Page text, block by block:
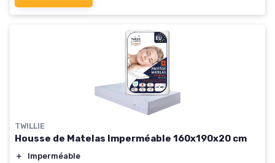
TWILLIE
Housse de Matelas Imperméable 160x190x20 cm
＋
Imperméable